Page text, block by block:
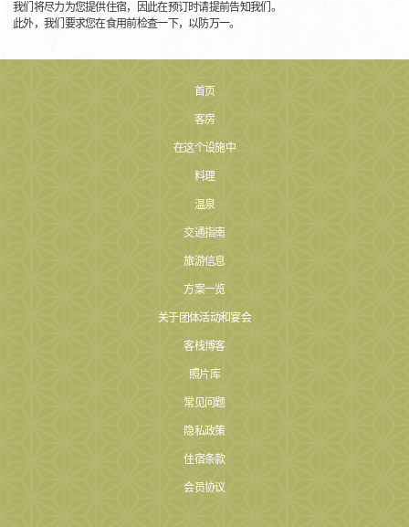
我们将尽力为您提供住宿，因此在预订时请提前告知我们。
此外，我们要求您在食用前检查一下，以防万一。
首页
客房
在这个设施中
料理
温泉
交通指南
旅游信息
方案一览
关于团体活动和宴会
客栈博客
照片库
常见问题
隐私政策
住宿条款
会员协议